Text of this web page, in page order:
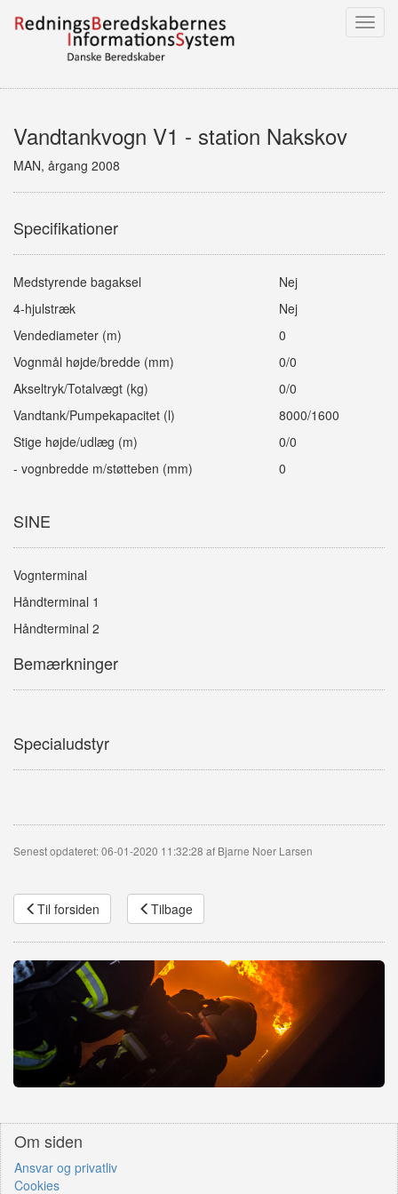
Vandtankvogn V1 - station Nakskov
MAN, årgang 2008
Specifikationer
Medstyrende bagaksel
4-hjulstræk
Vendediameter (m)
Vognmål højde/bredde (mm)
Akseltryk/Totalvægt (kg)
Vandtank/Pumpekapacitet (l)
Stige højde/udlæg (m)
- vognbredde m/støtteben (mm)
Nej
Nej
0
0/0
0/0
8000/1600
0/0
0
SINE
Vognterminal
Håndterminal 1
Håndterminal 2
Bemærkninger
Specialudstyr
Senest opdateret: 06-01-2020 11:32:28 af Bjarne Noer Larsen
Til forsiden Tilbage
Om siden
Ansvar og privatliv
Cookies